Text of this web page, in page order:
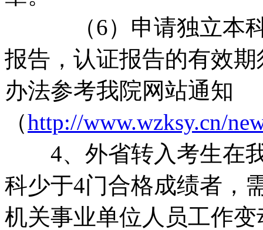
（6）申请独立本科
报告，认证报告的有效
办法参考我院网站通知
（http://www.wzksy.cn/
4、外省转入考生在我
科少于4门合格成绩者，
机关事业单位人员工作